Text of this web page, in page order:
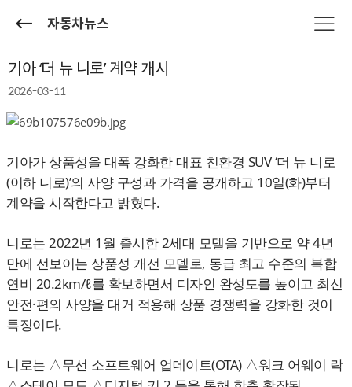
자동차뉴스
기아 ‘더 뉴 니로’ 계약 개시
2026-03-11
기아가 상품성을 대폭 강화한 대표 친환경 SUV ‘더 뉴 니로
(이하 니로)’의 사양 구성과 가격을 공개하고 10일(화)부터
계약을 시작한다고 밝혔다.
니로는 2022년 1월 출시한 2세대 모델을 기반으로 약 4년
만에 선보이는 상품성 개선 모델로, 동급 최고 수준의 복합
연비 20.2km/ℓ를 확보하면서 디자인 완성도를 높이고 최신
안전·편의 사양을 대거 적용해 상품 경쟁력을 강화한 것이
특징이다.
니로는 △무선 소프트웨어 업데이트(OTA) △워크 어웨이 락